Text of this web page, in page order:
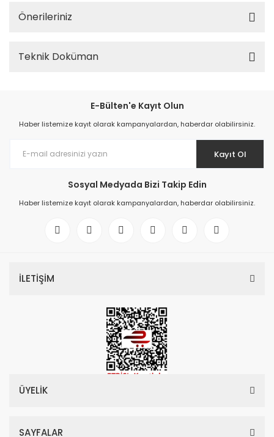
Önerileriniz
Teknik Doküman
E-Bülten'e Kayıt Olun
Haber listemize kayıt olarak kampanyalardan, haberdar olabilirsiniz.
Kayıt Ol
Sosyal Medyada Bizi Takip Edin
Haber listemize kayıt olarak kampanyalardan, haberdar olabilirsiniz.
İLETİŞİM
ÜYELİK
SAYFALAR